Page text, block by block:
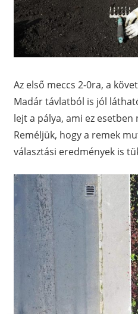
Az első meccs 2-0ra, a
Madár távlatból is jól
lejt a pálya, ami ez esetben
Reméljük, hogy a remek
választási eredmények is